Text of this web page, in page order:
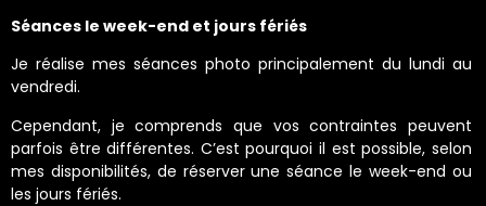
Séances le week-end et jours fériés
Je réalise mes séances photo principalement du lundi au
vendredi.
Cependant, je comprends que vos contraintes peuvent
parfois être différentes. C’est pourquoi il est possible, selon
mes disponibilités, de réserver une séance le week-end ou
les jours fériés.